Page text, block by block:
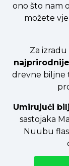
ono što nam
možete
Za
drevne biljne
Umirujući
sastojaka
Nuubu